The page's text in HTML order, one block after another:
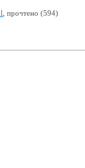
, прочтено (594)